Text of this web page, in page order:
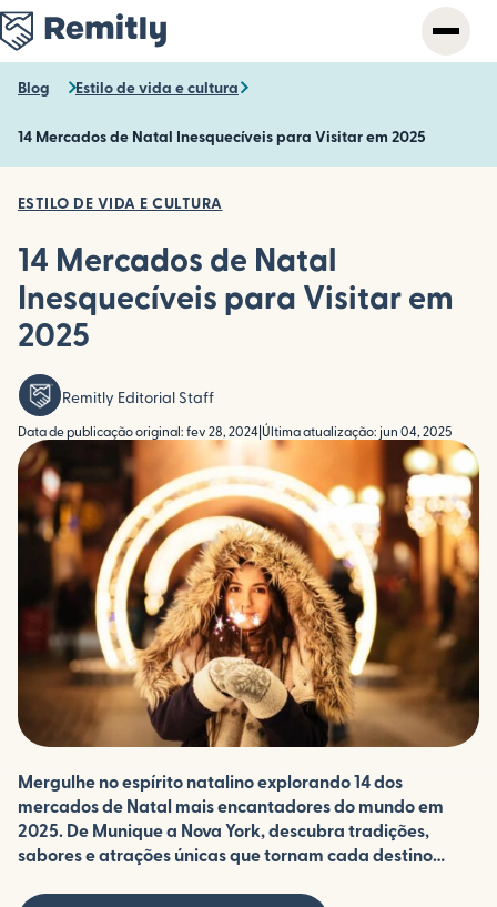
Skip
to
main
content
Blog Estilo de vida e cultura
14 Mercados de Natal Inesquecíveis para Visitar em 2025
ESTILO DE VIDA E CULTURA
14 Mercados de Natal
Inesquecíveis para Visitar em
2025
Remitly Editorial Staff
Data de publicação original: fev 28, 2024 Última atualização: jun 04, 2025
Mergulhe no espírito natalino explorando 14 dos
mercados de Natal mais encantadores do mundo em
2025. De Munique a Nova York, descubra tradições,
sabores e atrações únicas que tornam cada destino